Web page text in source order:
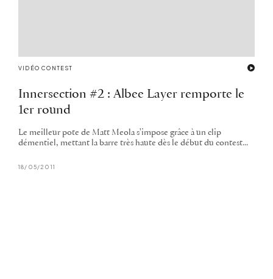
VIDÉO CONTEST
Innersection #2 : Albee Layer remporte le
1er round
Le meilleur pote de Matt Meola s'impose grâce à un clip
démentiel, mettant la barre très haute dès le début du contest...
18/05/2011